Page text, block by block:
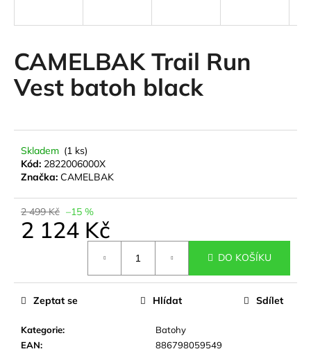
CAMELBAK Trail Run
Vest batoh black
Skladem (1 ks)
Kód: 2822006000X
Značka: CAMELBAK
2 499 Kč –15 %
2 124 Kč
DO KOŠÍKU
Kategorie:
Batohy
EAN: 886798059549
Zeptat se Hlídat Sdílet
í
t
?
HLEDAT
D
r
u
u